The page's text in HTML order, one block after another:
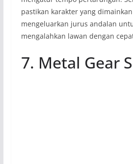
pastikan karakter yang
mengeluarkan jurus andalan
mengalahkan lawan dengan
7. Metal Gear